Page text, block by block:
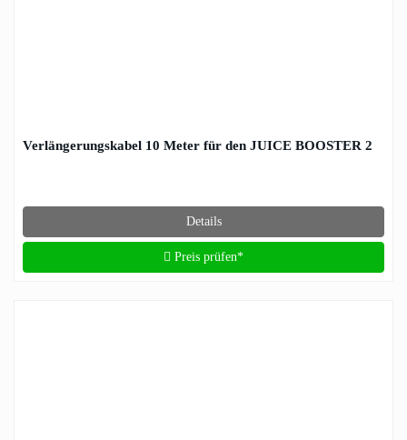
Verlängerungskabel 10 Meter für den JUICE BOOSTER 2
Details
Preis prüfen*